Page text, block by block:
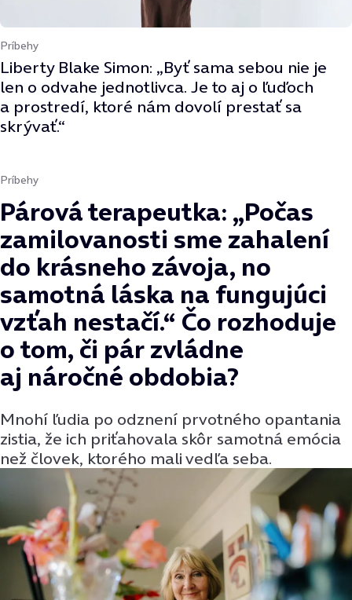
Príbehy
Liberty Blake Simon: „Byť sama sebou nie je
len o odvahe jednotlivca. Je to aj o ľuďoch
a prostredí, ktoré nám dovolí prestať sa
skrývať.“
Príbehy
Párová terapeutka: „Počas
zamilovanosti sme zahalení
do krásneho závoja, no
samotná láska na fungujúci
vzťah nestačí.“ Čo rozhoduje
o tom, či pár zvládne
aj náročné obdobia?
Mnohí ľudia po odznení prvotného opantania
zistia, že ich priťahovala skôr samotná emócia
než človek, ktorého mali vedľa seba.